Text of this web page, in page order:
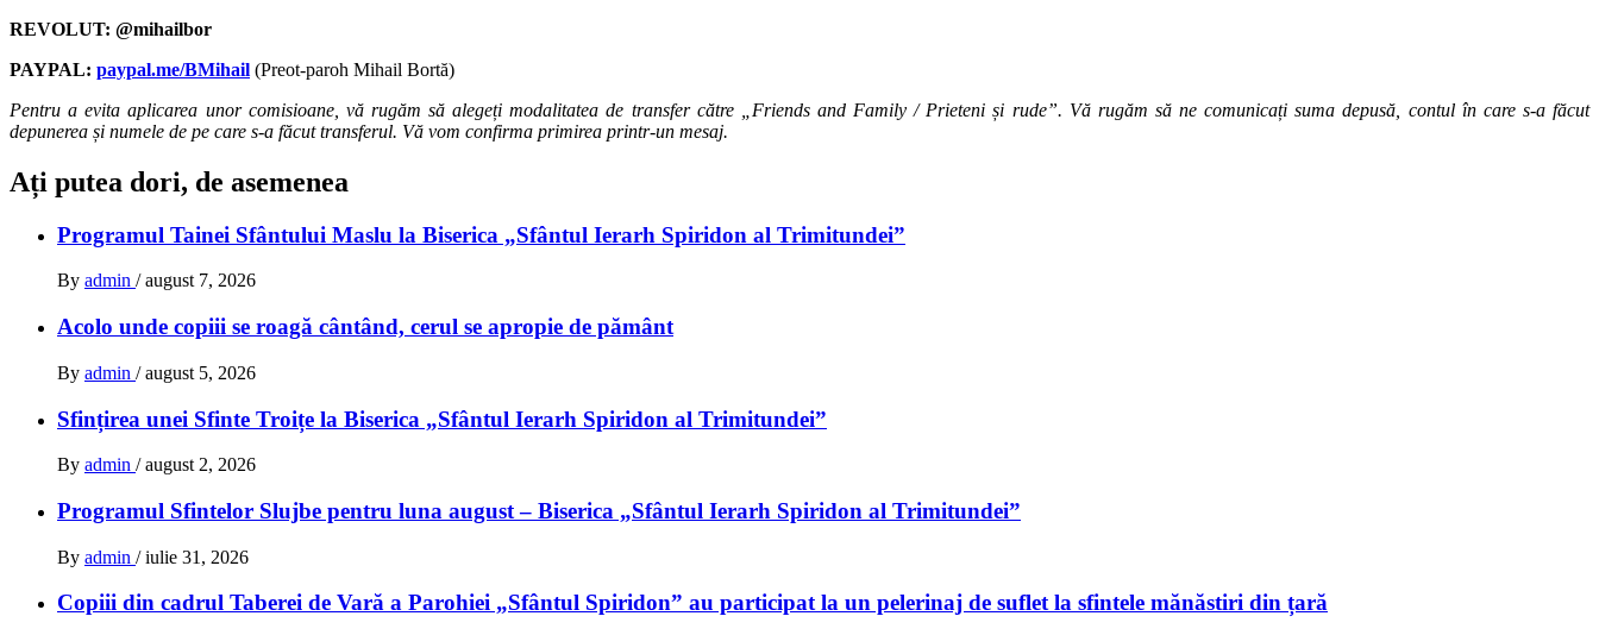
REVOLUT: @mihailbor
PAYPAL: paypal.me/BMihail (Preot-paroh Mihail Bortă)
Pentru a evita aplicarea unor comisioane, vă rugăm să alegeți modalitatea de transfer către „Friends and Family / Prieteni și rude”. Vă rugăm să ne comunicați suma depusă, contul în care s-a făcut
depunerea și numele de pe care s-a făcut transferul. Vă vom confirma primirea printr-un mesaj.
Ați putea dori, de asemenea
Programul Tainei Sfântului Maslu la Biserica „Sfântul Ierarh Spiridon al Trimitundei”
By admin / august 7, 2026
Acolo unde copiii se roagă cântând, cerul se apropie de pământ
By admin / august 5, 2026
Sfințirea unei Sfinte Troițe la Biserica „Sfântul Ierarh Spiridon al Trimitundei”
By admin / august 2, 2026
Programul Sfintelor Slujbe pentru luna august – Biserica „Sfântul Ierarh Spiridon al Trimitundei”
By admin / iulie 31, 2026
Copiii din cadrul Taberei de Vară a Parohiei „Sfântul Spiridon” au participat la un pelerinaj de suflet la sfintele mănăstiri din țară